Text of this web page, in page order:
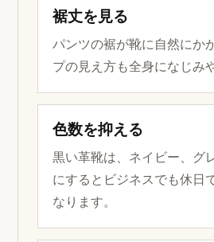
裾丈を見る
パンツの裾が靴に自然にか
プの見え方も全身になじみ
色数を抑える
黒い革靴は、ネイビー、グ
にするとビジネスでも休日
なります。